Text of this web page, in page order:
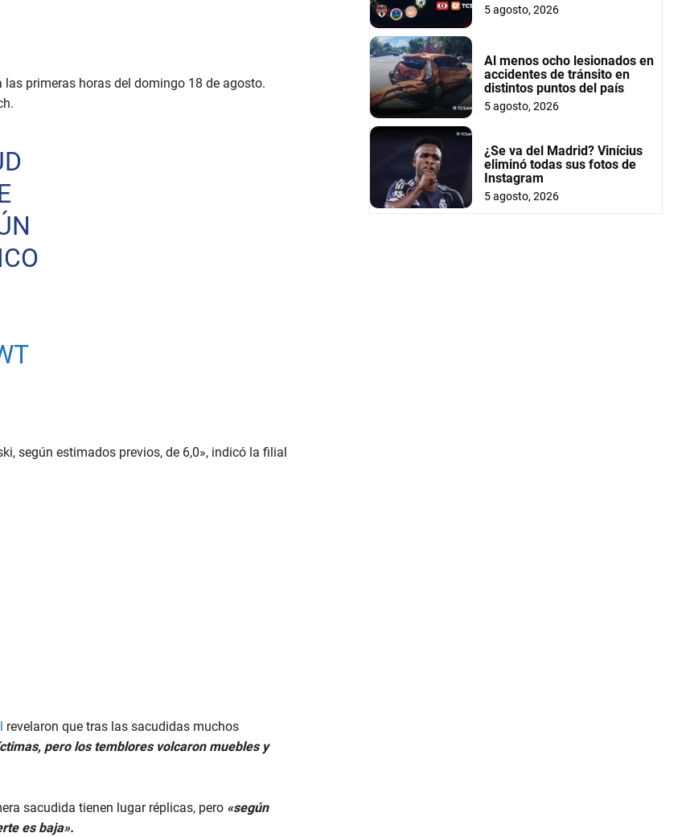
primeras horas del domingo 18 de agosto.
según estimados previos, de 6,0», indicó la filial
revelaron que tras las sacudidas muchos
pero los temblores volcaron muebles y
sacudida tienen lugar réplicas, pero «según
es baja».
5 agosto, 2026
Al menos ocho lesionados en
accidentes de tránsito en
distintos puntos del país
5 agosto, 2026
¿Se va del Madrid? Vinícius
eliminó todas sus fotos de
Instagram
5 agosto, 2026